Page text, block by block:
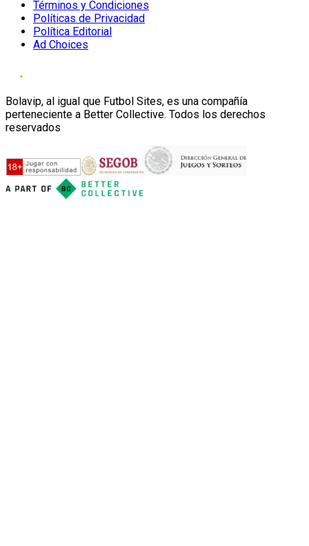
Términos y Condiciones
Políticas de Privacidad
Política Editorial
Ad Choices
Bolavip, al igual que Futbol Sites, es una compañía
perteneciente a Better Collective. Todos los derechos
reservados